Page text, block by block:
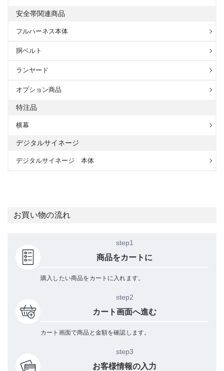
安全帯関連商品
フルハーネス本体
胴ベルト
ランヤード
オプション商品
特注品
横幕
デジタルサイネージ
デジタルサイネージ 本体
お買い物の流れ
step1
商品をカートに
購入したい商品をカートに入れます。
step2
カート画面へ進む
カート画面で商品と金額を確認します。
step3
お客様情報の入力